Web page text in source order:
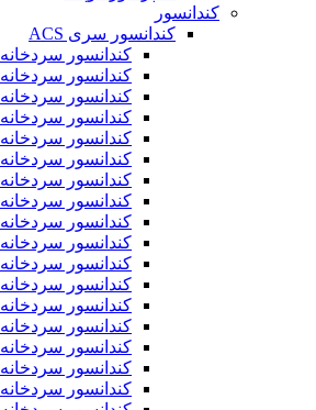
کندانسور
کندانسور سری ACS
کندانسور سردخانه ACS-135A
کندانسور سردخانه ACS-135AE
کندانسور سردخانه ACS-145A
کندانسور سردخانه ACS-145B
کندانسور سردخانه ACS-145BE
کندانسور سردخانه ACS-145C
کندانسور سردخانه ACS-150A
کندانسور سردخانه ACS-150B
کندانسور سردخانه ACS-150C
کندانسور سردخانه ACS-245A
کندانسور سردخانه ACS-250A
کندانسور سردخانه ACS-250B
کندانسور سردخانه ACS-250C
کندانسور سردخانه ACS-350A
کندانسور سردخانه ACS-350B
کندانسور سردخانه ACS-350C
کندانسور سردخانه ACS-450A